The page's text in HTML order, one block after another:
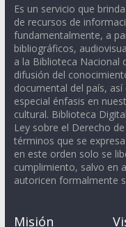
Es un servicio que
de recursos de
fundamentalmente, a
bibliográficos,
a la Biblioteca Nacional
difusión del
documental del país,
especial énfasis en
cultural. Biblioteca
Ley sobre el Derecho
términos que se
en este orden solo se
cumplimiento, salvo en
autoricen formalmente
Misión